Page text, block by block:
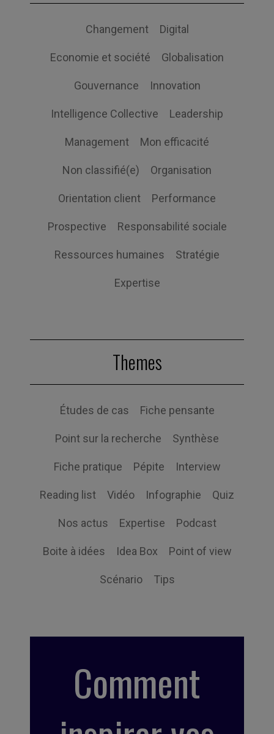
Changement Digital
Economie et société Globalisation
Gouvernance Innovation
Intelligence Collective Leadership
Management Mon efficacité
Non classifié(e) Organisation
Orientation client Performance
Prospective Responsabilité sociale
Ressources humaines Stratégie
Expertise
Themes
Études de cas Fiche pensante
Point sur la recherche Synthèse
Fiche pratique Pépite Interview
Reading list Vidéo Infographie Quiz
Nos actus Expertise Podcast
Boite à idées Idea Box Point of view
Scénario Tips
Comment